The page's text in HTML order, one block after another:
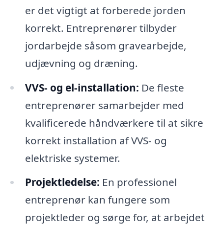
er det vigtigt at forberede jorden
korrekt. Entreprenører tilbyder
jordarbejde såsom gravearbejde,
udjævning og dræning.
VVS- og el-installation: De fleste
entreprenører samarbejder med
kvalificerede håndværkere til at sikre
korrekt installation af VVS- og
elektriske systemer.
Projektledelse: En professionel
entreprenør kan fungere som
projektleder og sørge for, at arbejdet